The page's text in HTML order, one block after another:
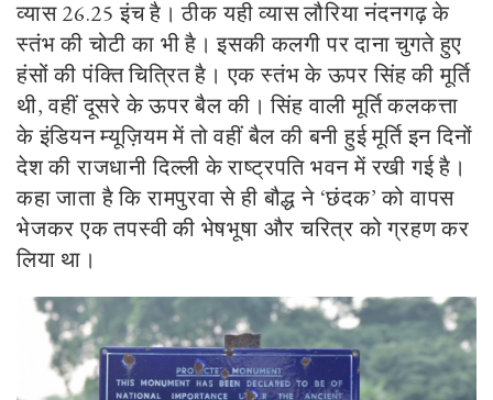
व्यास26.25 इंच है। ठीक यही व्यास लौरिया नंदनगढ़ के
स्तंभ की चोटी का भी है। इसकी कलगी पर दाना चुगते हुए
हंसों की पंक्ति चित्रित है। एक स्तंभ के ऊपर सिंह की मूर्ति
थी,वहीं दूसरे के ऊपर बैल की। सिंह वाली मूर्ति कलकत्ता
के इंडियन म्यूज़ियम में तो वहीं बैल की बनी हुई मूर्ति इन दिनों
देश की राजधानी दिल्ली के राष्ट्रपति भवन में रखी गई है।
कहा जाता है कि रामपुरवा से ही बौद्ध ने ‘छंदक’को वापस
भेजकर एक तपस्वी की भेषभूषा और चरित्र को ग्रहण कर
लिया था।